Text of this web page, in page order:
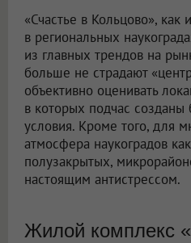
«Счастье в Кольцово», как
в региональных
из главных трендов на
больше не страдают
объективно оценивать
в которых подчас
условия. Кроме того, для
атмосфера наукоградов
полузакрытых,
настоящим антистрессом.
Жилой комплекс